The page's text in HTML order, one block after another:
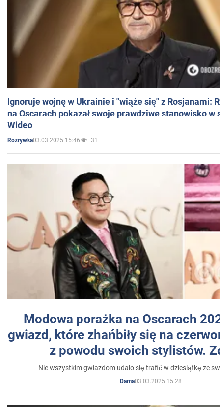
Ignoruje wojnę w Ukrainie i "wiąże się" z Rosjanami:
na Oscarach pokazał swoje prawdziwe stanowisko w
Wideo
Rozrywka03.03.2025 15:46 31
Modowa porażka na Oscarach
gwiazd, które zhańbiły się na
z powodu swoich stylistów.
Nie wszystkim gwiazdom udało się trafić w dziesiątkę ze
Dama03.03.2025 15:28